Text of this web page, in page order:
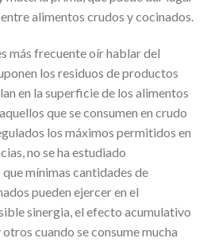
alimentos crudos y cocinados.
más frecuente oír hablar del
los residuos de productos
en la superficie de los alimentos
que se consumen en crudo
los máximos permitidos en
no se ha estudiado
mínimas cantidades de
pueden ejercer en el
sinergia, el efecto acumulativo
cuando se consume mucha